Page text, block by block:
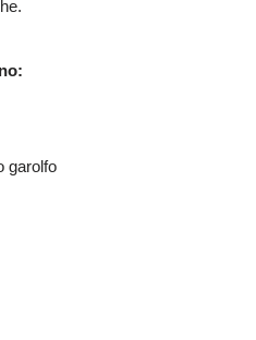
garolfo